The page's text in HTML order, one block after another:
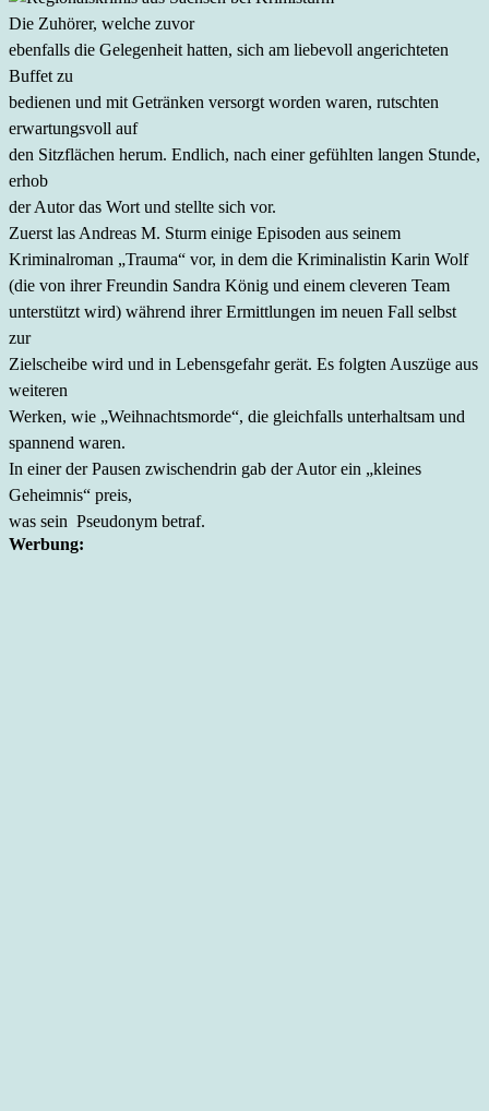
Die Zuhörer, welche zuvor
ebenfalls die Gelegenheit hatten, sich am liebevoll angerichteten
Buffet zu
bedienen und mit Getränken versorgt worden waren, rutschten
erwartungsvoll auf
den Sitzflächen herum. Endlich, nach einer gefühlten langen Stunde,
erhob
der Autor das Wort und stellte sich vor.
Zuerst las Andreas M. Sturm einige Episoden aus seinem
Kriminalroman „Trauma“ vor, in dem die Kriminalistin Karin Wolf
(die von ihrer Freundin Sandra König und einem cleveren Team
unterstützt wird) während ihrer Ermittlungen im neuen Fall selbst
zur
Zielscheibe wird und in Lebensgefahr gerät. Es folgten Auszüge aus
weiteren
Werken, wie „Weihnachtsmorde“, die gleichfalls unterhaltsam und
spannend waren.
In einer der Pausen zwischendrin gab der Autor ein „kleines
Geheimnis“ preis,
was sein Pseudonym betraf.
Werbung: